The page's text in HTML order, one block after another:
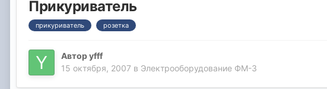
Прикуриватель
прикуриватель розетка
Авторyfff
15 октября, 2007 в Электрооборудование ФМ-3